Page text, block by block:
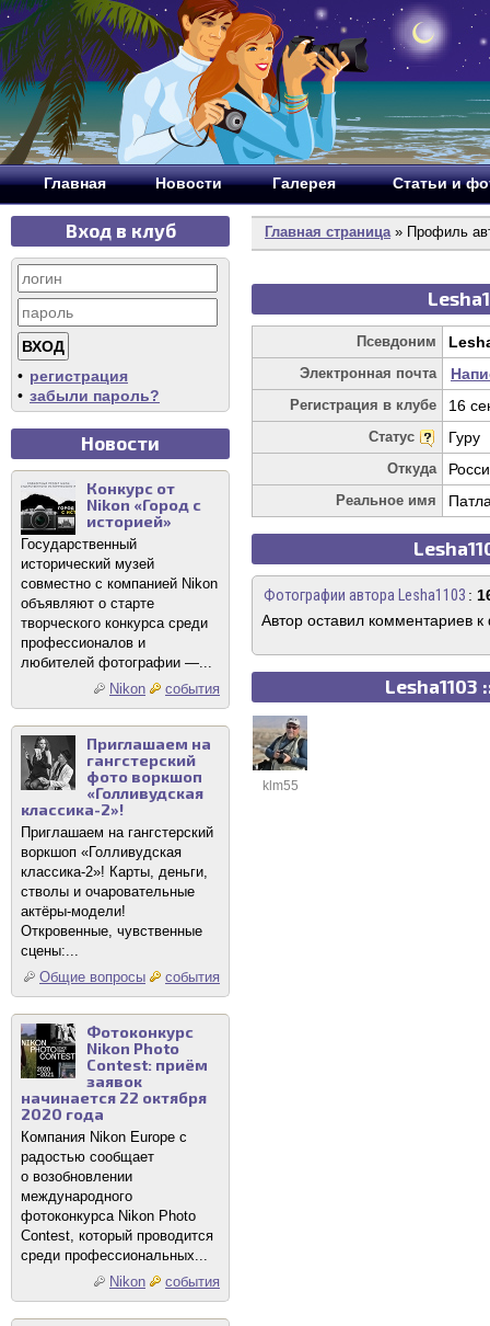
Главная Новости Галерея Статьи и
Вход в клуб
• регистрация
• забыли пароль?
Новости
Конкурс от
Nikon «Город с
историей»
Государственный
исторический музей
совместно с компанией Nikon
объявляют о старте
творческого конкурса среди
профессионалов и
любителей фотографии —...
Nikon
события
Приглашаем на
гангстерский
фото воркшоп
«Голливудская
классика-2»!
Приглашаем на гангстерский
воркшоп «Голливудская
классика-2»! Карты, деньги,
стволы и очаровательные
актёры-модели!
Откровенные, чувственные
сцены:...
Общие вопросы
события
Фотоконкурс
Nikon Photo
Contest: приём
заявок
начинается 22 октября
2020 года
Компания Nikon Europe с
радостью сообщает
о возобновлении
международного
фотоконкурса Nikon Photo
Contest, который проводится
среди профессиональных...
Nikon
события
Главная страница» Профиль
Псевдоним
Электронная почта
Регистрация в клубе 16
Статус Гуру
Откуда
Реальное имя
Фотографии автора Lesha1103 :
Автор оставил комментариев
klm55